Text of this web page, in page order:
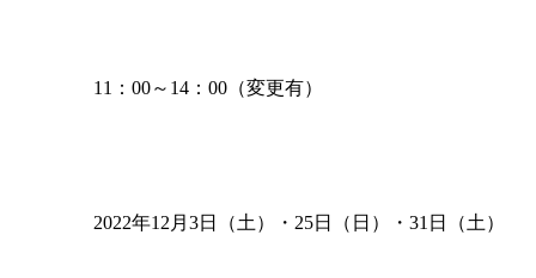
11：00～14：00（変更有）
2022年12月3日（土）・25日（日）・31日（土）